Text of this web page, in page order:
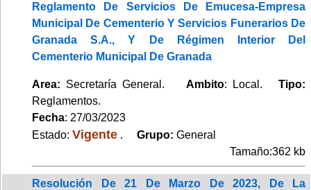
Reglamento De Servicios De Emucesa-Empresa
Municipal De Cementerio Y Servicios Funerarios De
Granada S.A., Y De Régimen Interior Del
Cementerio Municipal De Granada
Area: Secretaría General. Ambito: Local.Tipo:
Reglamentos.
Fecha: 27/03/2023
Estado: Vigente . Grupo: General
Tamaño:362 kb
Resolución De 21 De Marzo De 2023, De La